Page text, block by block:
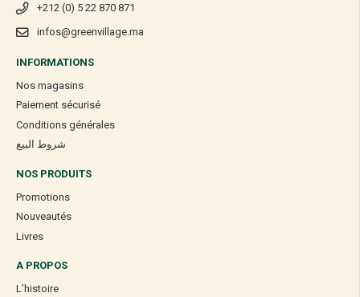
+212 (0) 5 22 870 871
infos@greenvillage.ma
INFORMATIONS
Nos magasins
Paiement sécurisé
Conditions générales
شروط البيع
NOS PRODUITS
Promotions
Nouveautés
Livres
A PROPOS
L’histoire